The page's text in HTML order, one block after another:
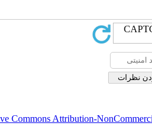
Commons Attribution-